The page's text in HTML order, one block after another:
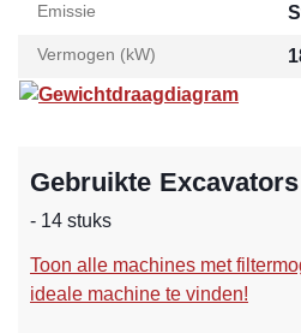
Emissie
Vermogen (kW)
Gewichtdraagdiagram
Gebruikte
- 14 stuks
Toon alle machines met
ideale machine te vinden!